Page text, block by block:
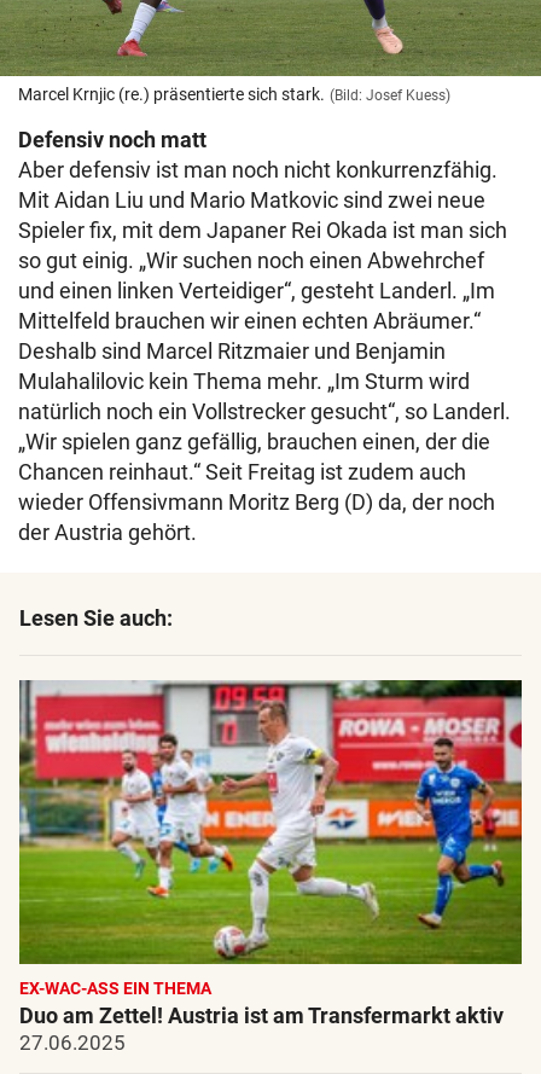
Marcel Krnjic (re.) präsentierte sich stark. (Bild: Josef Kuess)
Defensiv noch matt
Aber defensiv ist man noch nicht konkurrenzfähig.
Mit Aidan Liu und Mario Matkovic sind zwei neue
Spieler fix, mit dem Japaner Rei Okada ist man sich
so gut einig. „Wir suchen noch einen Abwehrchef
und einen linken Verteidiger“, gesteht Landerl. „Im
Mittelfeld brauchen wir einen echten Abräumer.“
Deshalb sind Marcel Ritzmaier und Benjamin
Mulahalilovic kein Thema mehr. „Im Sturm wird
natürlich noch ein Vollstrecker gesucht“, so Landerl.
„Wir spielen ganz gefällig, brauchen einen, der die
Chancen reinhaut.“ Seit Freitag ist zudem auch
wieder Offensivmann Moritz Berg (D) da, der noch
der Austria gehört.
Lesen Sie auch:
EX-WAC-ASS EIN THEMA
Duo am Zettel! Austria ist am Transfermarkt aktiv
27.06.2025